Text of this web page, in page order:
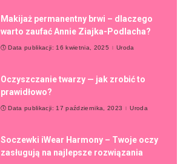
Makijaż permanentny brwi – dlaczego
warto zaufać Annie Ziajka-Podlacha?
Data publikacji: 16 kwietnia, 2025 Uroda
Oczyszczanie twarzy — jak zrobić to
prawidłowo?
Data publikacji: 17 października, 2023 Uroda
Soczewki iWear Harmony – Twoje oczy
zasługują na najlepsze rozwiązania